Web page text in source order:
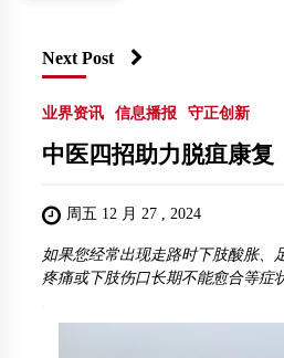
Next Post
业界资讯 信息播报 守正创新
中医四招助力脱疽康复
周五 12 月 27 , 2024
如果您经常出现走路时下肢酸胀、
疼痛或下肢伤口长期不能愈合等